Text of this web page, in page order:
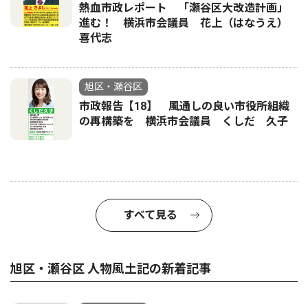
熱血市政レポート 「瀬谷区大改造計画」
進む！ 横浜市会議員 花上（はなうえ）
喜代志
旭区・瀬谷区
市政報告【18】 風通しの良い市役所組織
の再構築を 横浜市会議員 くしだ 久子
すべて見る
旭区・瀬谷区 人物風土記の新着記事